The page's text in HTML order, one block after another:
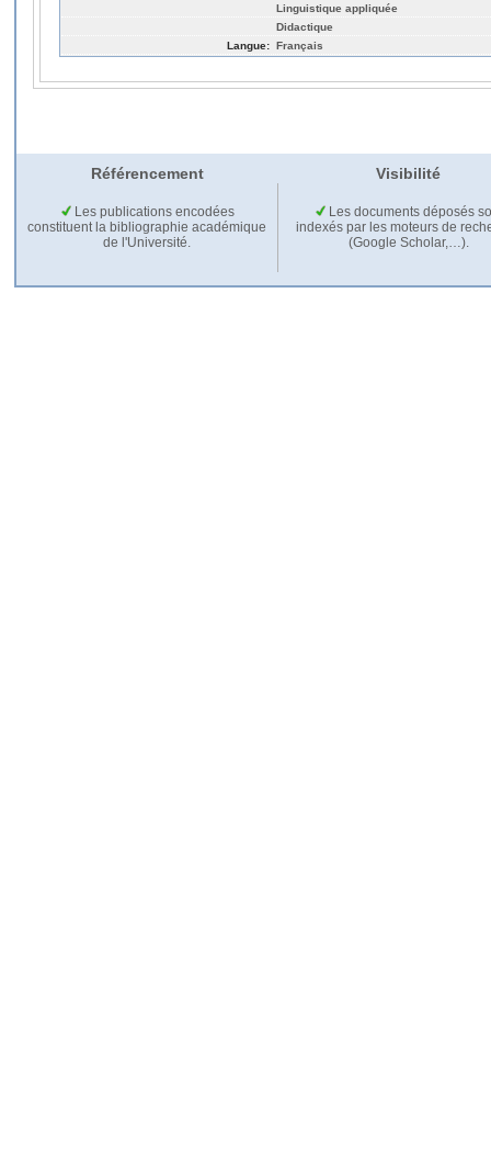
Linguistique appliquée
Didactique
Langue: Français
Référencement Visibilité
Les publications encodées
constituent la bibliographie académique
de l'Université.
Les documents déposés
indexés par les moteurs de
(Google Scholar,…).